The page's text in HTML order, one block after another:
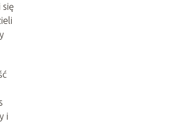
i